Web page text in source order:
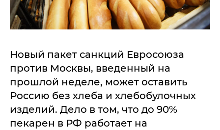
Новый пакет санкций Евросоюза
против Москвы, введенный на
прошлой неделе, может оставить
Россию без хлеба и хлебобулочных
изделий. Дело в том, что до 90%
пекарен в РФ работает на